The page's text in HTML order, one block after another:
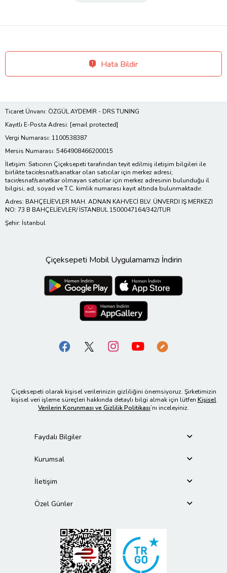
Hata Bildir
Ticaret Ünvanı: ÖZGÜL AYDEMİR - DRS TUNING
Kayıtlı E-Posta Adresi: [email protected]
Vergi Numarası: 1100538387
Mersis Numarası: 5464908466200015
İletişim: Satıcının Çiçeksepeti tarafından teyit edilmiş iletişim bilgileri ile
birlikte tacir/esnaf/sanatkar olan satıcılar için merkez adresi;
tacir/esnaf/sanatkar olmayan satıcılar için merkez adresinin bulunduğu il
bilgisi, ad, soyad ve T.C. kimlik numarası kayıt altında bulunmaktadır.
Adres: BAHÇELİEVLER MAH. ADNAN KAHVECİ BLV. ÜNVERDI IŞ MERKEZI
NO: 73 B BAHÇELİEVLER/ İSTANBUL 1500047164/342/TUR
Şehir: İstanbul
Çiçeksepeti Mobil Uygulamamızı İndirin
Çiçeksepeti olarak kişisel verilerinizin gizliliğini önemsiyoruz. Şirketimizin
kişisel veri işleme süreçleri hakkında detaylı bilgi almak için lütfen Kişisel
Verilerin Korunması ve Gizlilik Politikası’nı inceleyiniz.
Faydalı Bilgiler
Kurumsal
İletişim
Özel Günler